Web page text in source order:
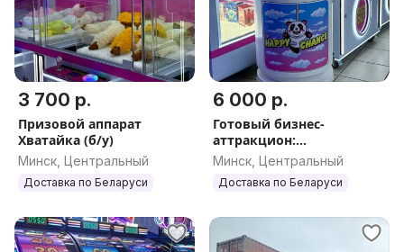
3 700 р.
Призовой аппарат
Хватайка (б/у)
Минск, Центральный
Доставка по Беларуси
6 000 р.
Готовый бизнес-
аттракцион:
Оборудование для
создания игрушек
своими руками. Быстрая
Минск, Центральный
Доставка по Беларуси